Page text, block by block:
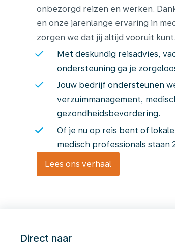
onbezorgd reizen en werken.
en onze jarenlange ervaring in
zorgen we dat jij altijd vooruit
Met deskundig reisadvies,
ondersteuning ga je
Jouw bedrijf ondersteunen
verzuimmanagement,
gezondheidsbevordering.
Of je nu op reis bent of
medisch professionals staan
Lees ons verhaal
Direct naar